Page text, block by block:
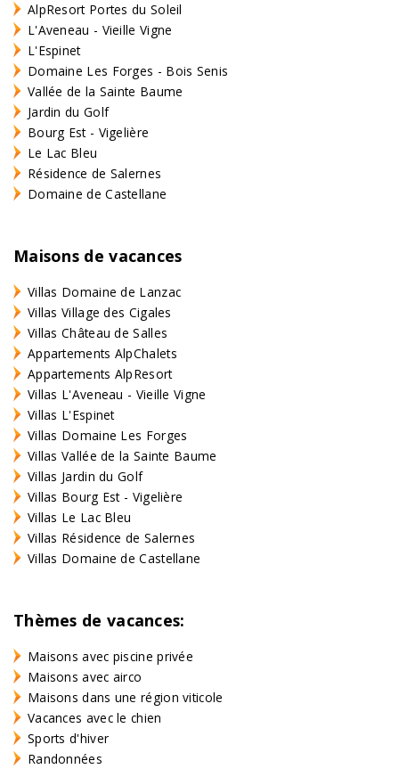
AlpResort Portes du Soleil
L'Aveneau - Vieille Vigne
L'Espinet
Domaine Les Forges - Bois Senis
Vallée de la Sainte Baume
Jardin du Golf
Bourg Est - Vigelière
Le Lac Bleu
Résidence de Salernes
Domaine de Castellane
Maisons de vacances
Villas Domaine de Lanzac
Villas Village des Cigales
Villas Château de Salles
Appartements AlpChalets
Appartements AlpResort
Villas L'Aveneau - Vieille Vigne
Villas L'Espinet
Villas Domaine Les Forges
Villas Vallée de la Sainte Baume
Villas Jardin du Golf
Villas Bourg Est - Vigelière
Villas Le Lac Bleu
Villas Résidence de Salernes
Villas Domaine de Castellane
Thèmes de vacances:
Maisons avec piscine privée
Maisons avec airco
Maisons dans une région viticole
Vacances avec le chien
Sports d'hiver
Randonnées